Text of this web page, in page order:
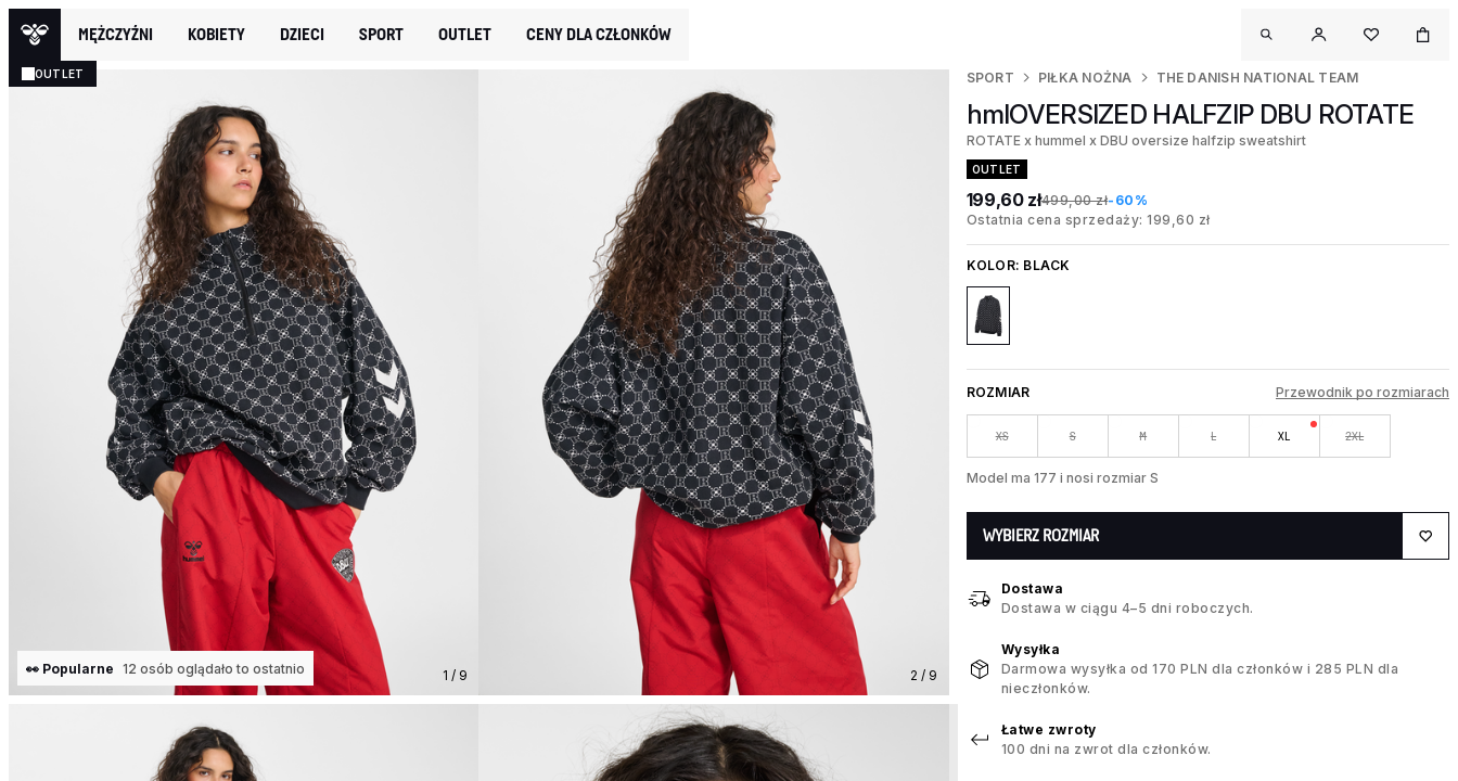
MĘŻCZYŹNI KOBIETY DZIECI SPORT OUTLET CENY DLA CZŁONKÓW
OUTLET
1 / 9
👀 Popularne 12 osób oglądało to ostatnio 2 / 9
SPORT PIŁKA NOŻNA THE DANISH NATIONAL TEAM
hmlOVERSIZED HALFZIP DBU ROTATE
ROTATE x hummel x DBU oversize halfzip sweatshirt
OUTLET
199,60 zł499,00 zł-60%
Ostatnia cena sprzedaży: 199,60 zł
KOLOR: BLACK
ROZMIAR Przewodnik po rozmiarach
XS S M L XL 2XL
Model ma 177 i nosi rozmiar S
WYBIERZ ROZMIAR
Dostawa
Dostawa w ciągu 4–5 dni roboczych.
Wysyłka
Darmowa wysyłka od 170 PLN dla członków i 285 PLN dla
nieczłonków.
Łatwe zwroty
100 dni na zwrot dla członków.